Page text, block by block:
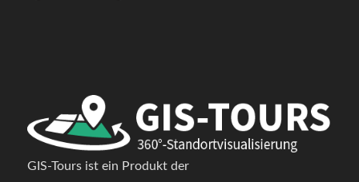
GIS-Tours ist ein Produkt der